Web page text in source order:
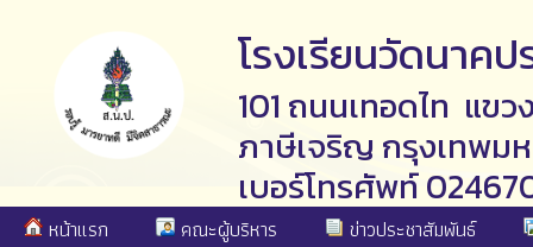
โรงเรียนวัดนาคป
101 ถนนเทอดไท แข
ภาษีเจริญ กรุงเทพม
เบอร์โทรศัพท์
หน้าแรก คณะผู้บริหาร ข่าวประชาสัมพันธ์